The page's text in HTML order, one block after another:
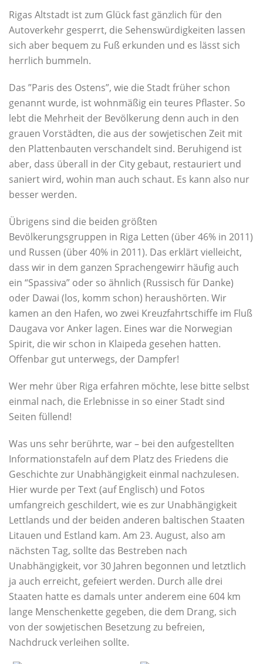
Rigas Altstadt ist zum Glück fast gänzlich für den
Autoverkehr gesperrt, die Sehenswürdigkeiten lassen
sich aber bequem zu Fuß erkunden und es lässt sich
herrlich bummeln.
Das ”Paris des Ostens”, wie die Stadt früher schon
genannt wurde, ist wohnmäßig ein teures Pflaster. So
lebt die Mehrheit der Bevölkerung denn auch in den
grauen Vorstädten, die aus der sowjetischen Zeit mit
den Plattenbauten verschandelt sind. Beruhigend ist
aber, dass überall in der City gebaut, restauriert und
saniert wird, wohin man auch schaut. Es kann also nur
besser werden.
Übrigens sind die beiden größten
Bevölkerungsgruppen in Riga Letten (über 46% in 2011)
und Russen (über 40% in 2011). Das erklärt vielleicht,
dass wir in dem ganzen Sprachengewirr häufig auch
ein “Spassiva” oder so ähnlich (Russisch für Danke)
oder Dawai (los, komm schon) heraushörten. Wir
kamen an den Hafen, wo zwei Kreuzfahrtschiffe im Fluß
Daugava vor Anker lagen. Eines war die Norwegian
Spirit, die wir schon in Klaipeda gesehen hatten.
Offenbar gut unterwegs, der Dampfer!
Wer mehr über Riga erfahren möchte, lese bitte selbst
einmal nach, die Erlebnisse in so einer Stadt sind
Seiten füllend!
Was uns sehr berührte, war – bei den aufgestellten
Informationstafeln auf dem Platz des Friedens die
Geschichte zur Unabhängigkeit einmal nachzulesen.
Hier wurde per Text (auf Englisch) und Fotos
umfangreich geschildert, wie es zur Unabhängigkeit
Lettlands und der beiden anderen baltischen Staaten
Litauen und Estland kam. Am 23. August, also am
nächsten Tag, sollte das Bestreben nach
Unabhängigkeit, vor 30 Jahren begonnen und letztlich
ja auch erreicht, gefeiert werden. Durch alle drei
Staaten hatte es damals unter anderem eine 604 km
lange Menschenkette gegeben, die dem Drang, sich
von der sowjetischen Besetzung zu befreien,
Nachdruck verleihen sollte.